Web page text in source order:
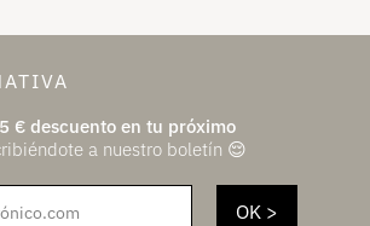
5 €descuento en tu próximo
a nuestro boletín 😌